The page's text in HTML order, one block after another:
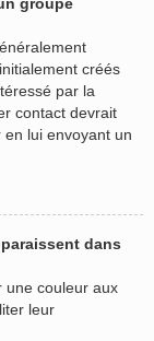
créés
par la
contact devrait
lui envoyant un
dans
une couleur aux
leur